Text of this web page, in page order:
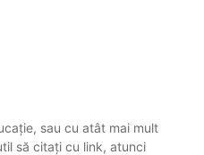
sau cu atât mai mult
să citați cu link, atunci